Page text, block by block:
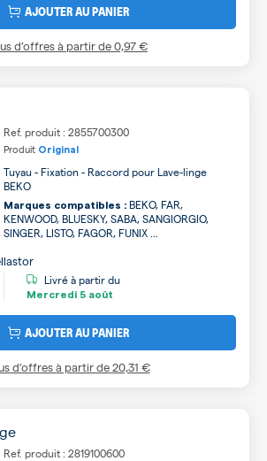
AJOUTER AU PANIER
d’offres à partir de0,97 €
Ref. produit : 2855700300
Produit Original
Tuyau - Fixation - Raccord pour Lave-linge
BEKO
Marques compatibles : BEKO, FAR,
KENWOOD, BLUESKY, SABA, SANGIORGIO,
SINGER, LISTO, FAGOR, FUNIX ...
Livré à partir du
Mercredi 5 août
AJOUTER AU PANIER
d’offres à partir de20,31 €
Ref. produit : 2819100600